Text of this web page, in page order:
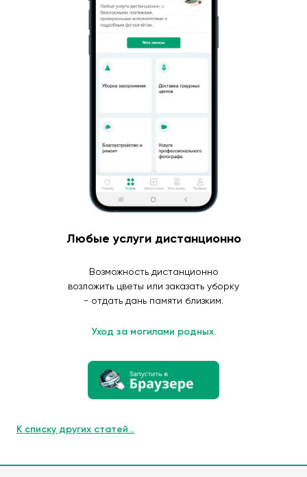
Любые услуги дистанционно
Возможность дистанционно
возложить цветы или заказать уборку
- отдать дань памяти близким.
Уход за могилами родных.
К списку других статей...